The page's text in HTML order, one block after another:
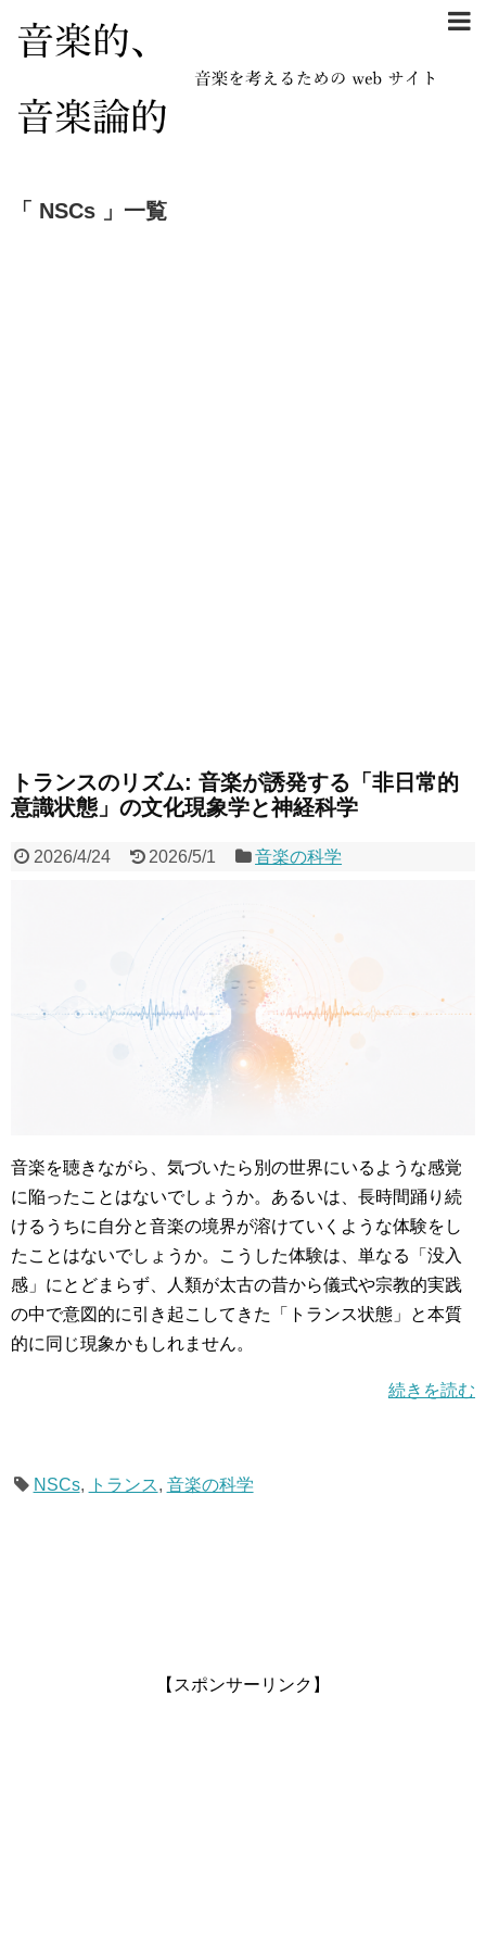
「 NSCs 」一覧
トランスのリズム: 音楽が誘発する「非日常的
意識状態」の文化現象学と神経科学
2026/4/24 2026/5/1 音楽の科学
音楽を聴きながら、気づいたら別の世界にいるような感覚
に陥ったことはないでしょうか。あるいは、長時間踊り続
けるうちに自分と音楽の境界が溶けていくような体験をし
たことはないでしょうか。こうした体験は、単なる「没入
感」にとどまらず、人類が太古の昔から儀式や宗教的実践
の中で意図的に引き起こしてきた「トランス状態」と本質
的に同じ現象かもしれません。
続きを読む
NSCs, トランス, 音楽の科学
【スポンサーリンク】